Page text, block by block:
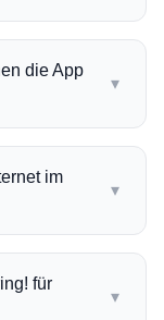
die App
▾
im
▾
für
▾